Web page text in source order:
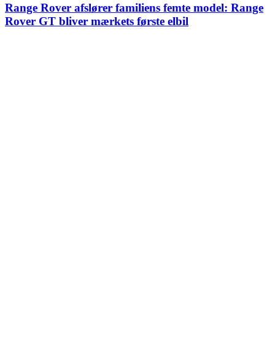
Range Rover afslører familiens femte model: Range
Rover GT bliver mærkets første elbil